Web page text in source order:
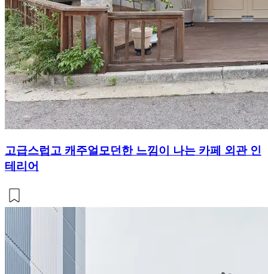
고급스럽고 캐주얼모던한 느낌이 나는 카페 외관 인
테리어